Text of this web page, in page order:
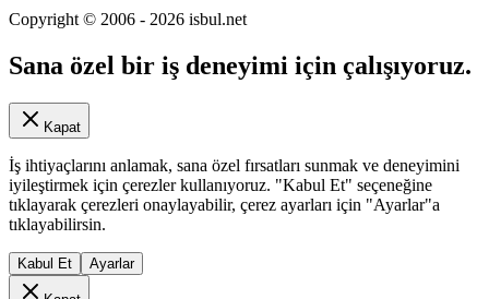
Copyright © 2006 - 2026 isbul.net
Sana özel bir iş deneyimi için çalışıyoruz.
Kapat
İş ihtiyaçlarını anlamak, sana özel fırsatları sunmak ve deneyimini
iyileştirmek için çerezler kullanıyoruz. "Kabul Et" seçeneğine
tıklayarak çerezleri onaylayabilir, çerez ayarları için "Ayarlar"a
tıklayabilirsin.
Kabul Et Ayarlar